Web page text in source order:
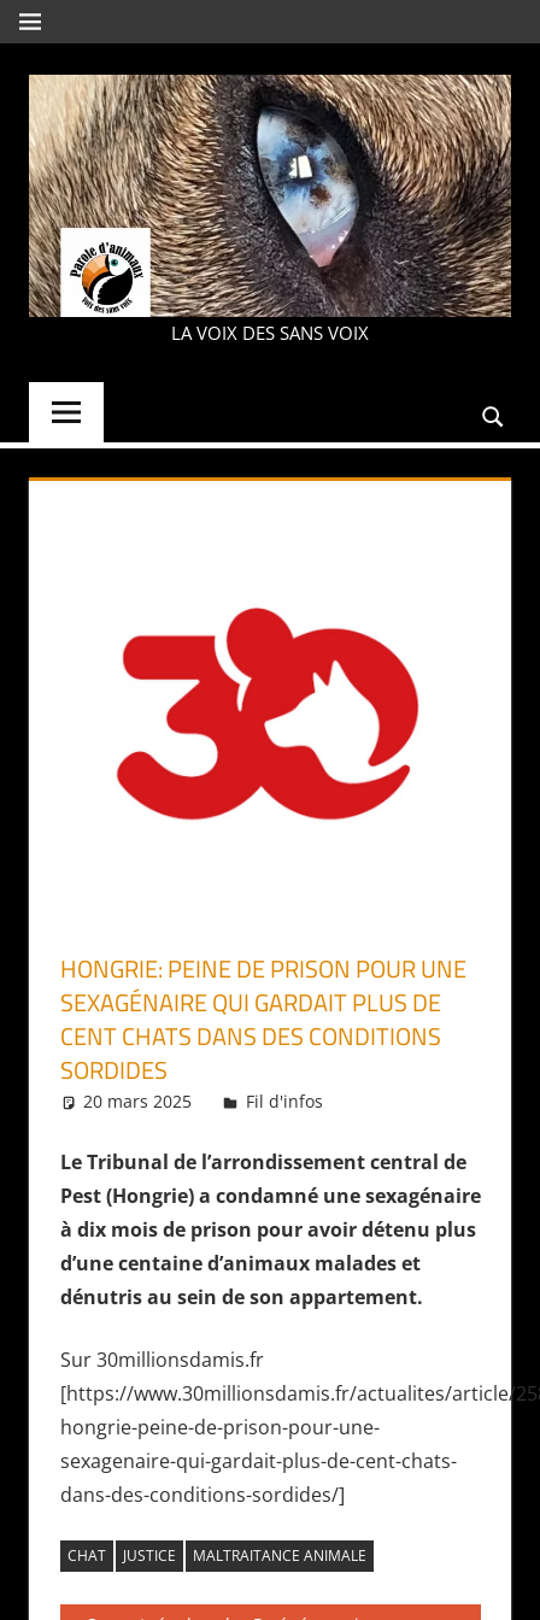
Aller
au
contenu
MENU
PAROLE
LA VOIX DES SANS VOIX
HONGRIE: PEINE DE PRISON POUR UNE
SEXAGÉNAIRE QUI GARDAIT PLUS DE
CENT CHATS DANS DES CONDITIONS
SORDIDES
20 mars 2025 Daniel
Fil d'infos
Le Tribunal de l’arrondissement central de
Pest (Hongrie) a condamné une sexagénaire
à dix mois de prison pour avoir détenu plus
d’une centaine d’animaux malades et
dénutris au sein de son appartement.
Sur 30millionsdamis.fr
[https://www.30millionsdamis.fr/actualites/article/
hongrie-peine-de-prison-pour-une-
sexagenaire-qui-gardait-plus-de-cent-chats-
dans-des-conditions-sordides/]
CHAT JUSTICE MALTRAITANCE ANIMALE